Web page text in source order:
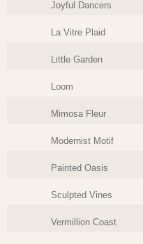
Joyful Dancers
La Vitre Plaid
Little Garden
Loom
Mimosa Fleur
Modernist Motif
Painted Oasis
Sculpted Vines
Vermillion Coast